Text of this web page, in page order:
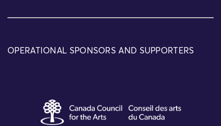
OPERATIONAL SPONSORS AND SUPPORTERS